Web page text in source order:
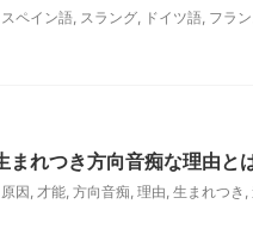
スペイン語, スラング, ドイツ語, フラ
まれつき方向音痴な理由と
原因, 才能, 方向音痴, 理由, 生まれつき ,